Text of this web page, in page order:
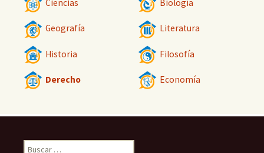
Ciencias Biología
Geografía Literatura
Historia Filosofía
Derecho Economía
Buscar: